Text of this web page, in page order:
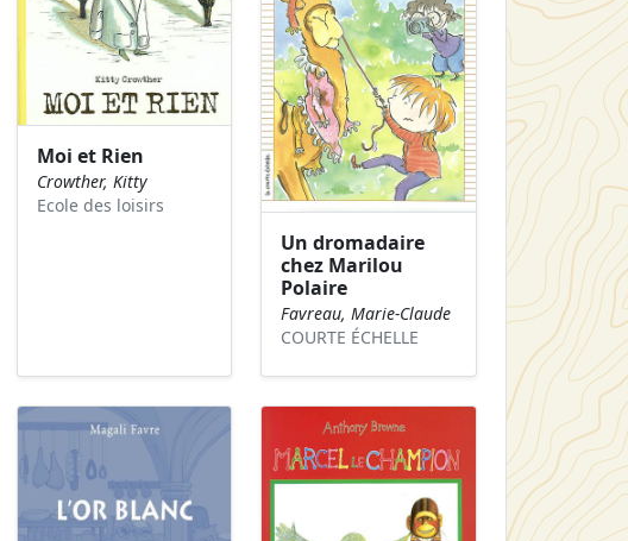
Moi et Rien
Crowther, Kitty
Ecole des loisirs
Un dromadaire
chez Marilou
Polaire
Favreau, Marie-Claude
COURTE ÉCHELLE